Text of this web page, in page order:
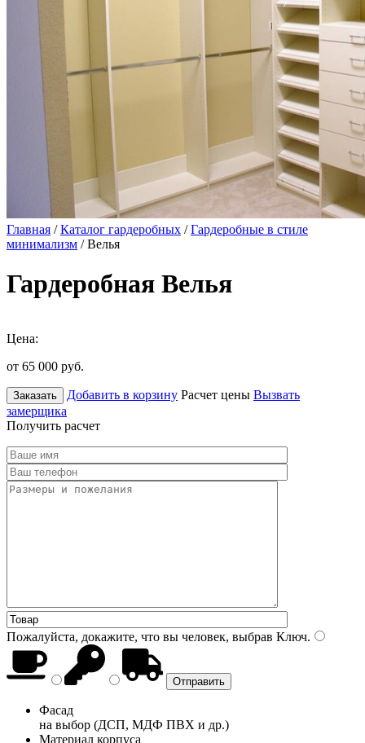
Главная /Каталог гардеробных /Гардеробные в стиле
минимализм / Велья
Гардеробная Велья
Цена:
от 65 000 руб.
Заказать Добавить в корзину Расчет цены Вызвать
замерщика
Получить расчет
Пожалуйста, докажите, что вы человек, выбрав Ключ.
Фасад
на выбор (ДСП, МДФ ПВХ и др.)
Материал корпуса